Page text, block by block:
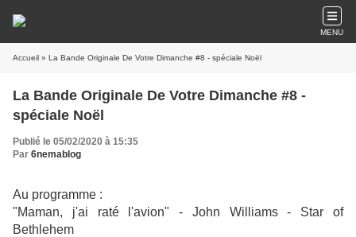
MENU
Accueil » La Bande Originale De Votre Dimanche #8 - spéciale Noël
La Bande Originale De Votre Dimanche #8 -
spéciale Noël
Publié le 05/02/2020 à 15:35
Par 6nemablog
Au programme :
"Maman, j'ai raté l'avion" - John Williams - Star of
Bethlehem